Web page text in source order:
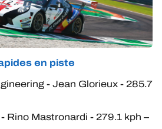
en piste
- Jean Glorieux - 285.7
Rino Mastronardi - 279.1 kph –